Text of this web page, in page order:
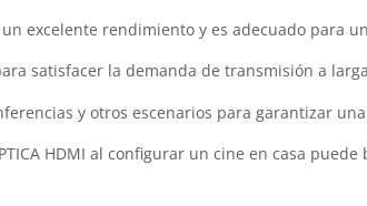
un excelente rendimiento y es adecuado para
satisfacer la demanda de transmisión a
y otros escenarios para garantizar
HDMI al configurar un cine en casa